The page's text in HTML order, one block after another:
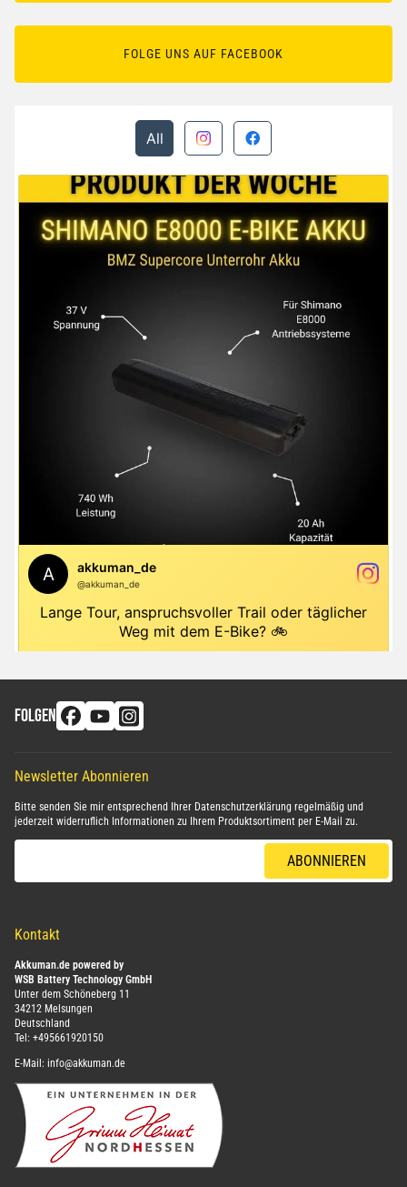
FOLGE UNS AUF FACEBOOK
FOLGEN
Newsletter Abonnieren
Bitte senden Sie mir entsprechend Ihrer Datenschutzerklärung regelmäßig und
jederzeit widerruflich Informationen zu Ihrem Produktsortiment per E-Mail zu.
ABONNIEREN
Kontakt
Akkuman.de powered by
WSB Battery Technology GmbH
Unter dem Schöneberg 11
34212 Melsungen
Deutschland
Tel: +495661920150
E-Mail: info@akkuman.de